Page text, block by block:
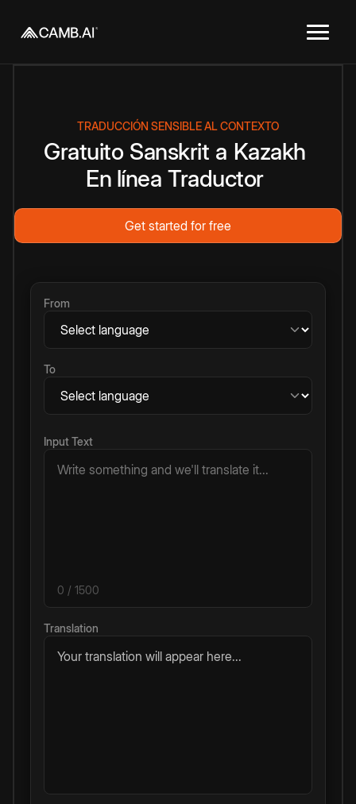
TRADUCCIÓN SENSIBLE AL CONTEXTO
Gratuito Sanskrit a Kazakh
En línea Traductor
Get started for free
From
To
Input Text
0 / 1500
Translation
Your translation will appear here...